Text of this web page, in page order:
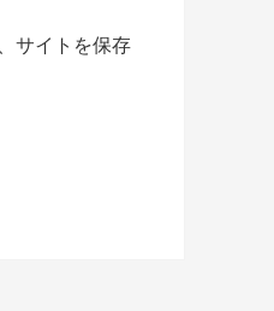
サイトを保存